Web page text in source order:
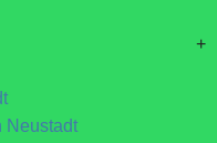
+
Neustadt